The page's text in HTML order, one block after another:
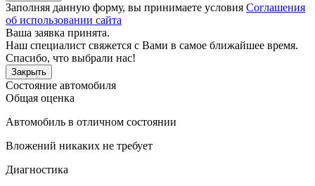
Заполняя данную форму, вы принимаете условия Соглашения
об использовании сайта
Ваша заявка принята.
Наш специалист свяжется с Вами в самое ближайшее время.
Спасибо, что выбрали нас!
Закрыть
Состояние автомобиля
Общая оценка
Автомобиль в отличном состоянии
Вложений никаких не требует
Диагностика